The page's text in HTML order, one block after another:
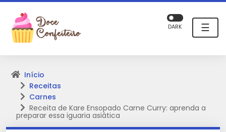
☰
DARK
Início
Receitas
Carnes
Receita de Kare Ensopado Carne Curry: aprenda a
preparar essa iguaria asiática